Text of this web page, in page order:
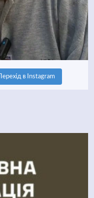
Перехід в Instagram